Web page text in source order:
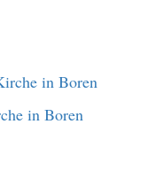
in Boren